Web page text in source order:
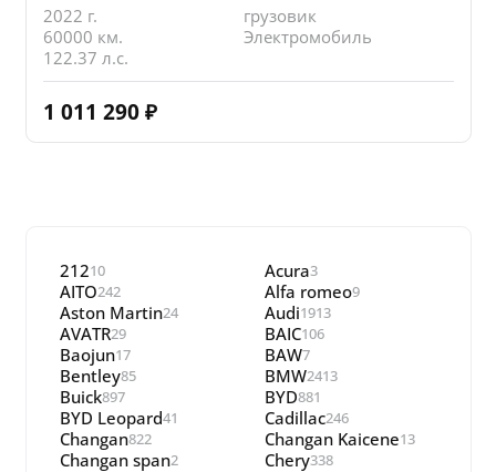
2022 г.
грузовик
60000 км.
Электромобиль
122.37 л.с.
1 011 290 ₽
21210 Acura3
AITO242 Alfa romeo9
Aston Martin24 Audi1913
AVATR29 BAIC106
Baojun17 BAW7
Bentley85 BMW2413
Buick897 BYD881
BYD Leopard41 Cadillac246
Changan822 Changan Kaicene13
Changan span2 Chery338